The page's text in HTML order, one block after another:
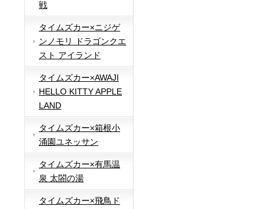
戦
タイムズカー×ニジゲ
ンノモリ ドラゴンクエ
スト アイランド
タイムズカー×AWAJI
HELLO KITTY APPLE
LAND
タイムズカー×箱根小
涌園ユネッサン
タイムズカー×有馬温
泉 太閤の湯
タイムズカー×飛鳥ド